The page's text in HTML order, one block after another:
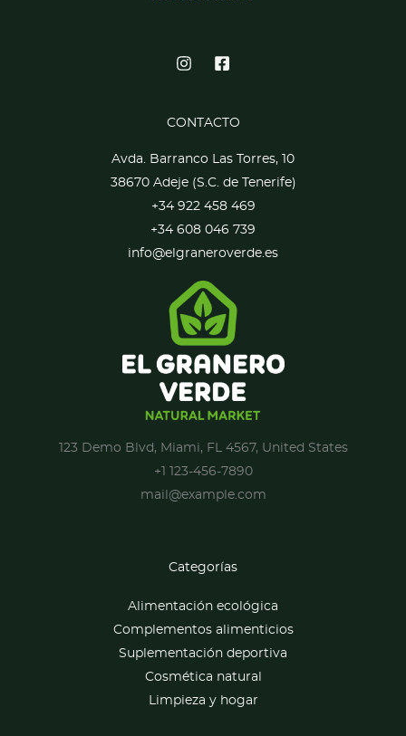
CONTACTO
Avda. Barranco Las Torres, 10
38670 Adeje (S.C. de Tenerife)
+34 922 458 469
+34 608 046 739
info@elgraneroverde.es
123 Demo Blvd, Miami, FL 4567, United States
+1 123-456-7890
mail@example.com
Categorías
Alimentación ecológica
Complementos alimenticios
Suplementación deportiva
Cosmética natural
Limpieza y hogar